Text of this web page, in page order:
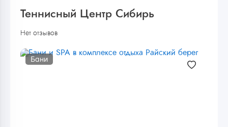
Теннисный Центр Сибирь
Нет отзывов
Бани